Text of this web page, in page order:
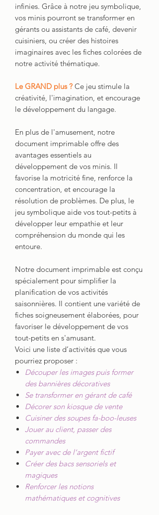
infinies. Grâce à notre jeu symbolique,
vos minis pourront se transformer en
gérants ou assistants de café, devenir
cuisiniers, ou créer des histoires
imaginaires avec les fiches colorées de
notre activité thématique.
Le GRAND plus ? Ce jeu stimule la
créativité, l'imagination, et encourage
le développement du langage.
En plus de l'amusement, notre
document imprimable offre des
avantages essentiels au
développement de vos minis. Il
favorise la motricité fine, renforce la
concentration, et encourage la
résolution de problèmes. De plus, le
jeu symbolique aide vos tout-petits à
développer leur empathie et leur
compréhension du monde qui les
entoure.
Notre document imprimable est conçu
spécialement pour simplifier la
planification de vos activités
saisonnières. Il contient une variété de
fiches soigneusement élaborées, pour
favoriser le développement de vos
tout-petits en s'amusant.
Voici une liste d’activités que vous
pourriez proposer :
Découper les images puis former
des bannières décoratives
Se transformer en gérant de café
Décorer son kiosque de vente
Cuisiner des soupes fa-boo-leuses
Jouer au client, passer des
commandes
Payer avec de l’argent fictif
Créer des bacs sensoriels et
magiques
Renforcer les notions
mathématiques et cognitives